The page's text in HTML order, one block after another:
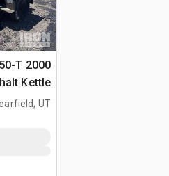
T
Kettle
UT